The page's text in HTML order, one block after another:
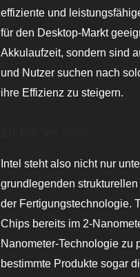
effiziente und
für den Desktop-Markt
Akkulaufzeit, sondern sind
und Nutzer suchen nach
ihre Effizienz zu steigern.
Intel steht also nicht nur
grundlegenden
der Fertigungstechnologie.
Chips bereits im 2-
Nanometer-Technologie zu
bestimmte Produkte sogar